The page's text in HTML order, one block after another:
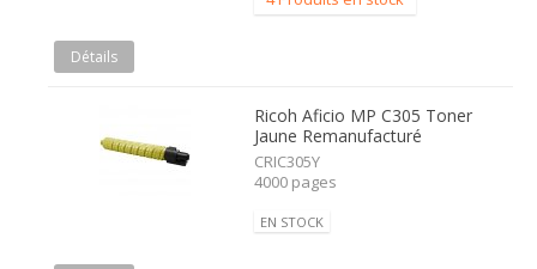
Détails
Ricoh Aficio MP C305 Toner
Jaune Remanufacturé
CRIC305Y
4000 pages
EN STOCK